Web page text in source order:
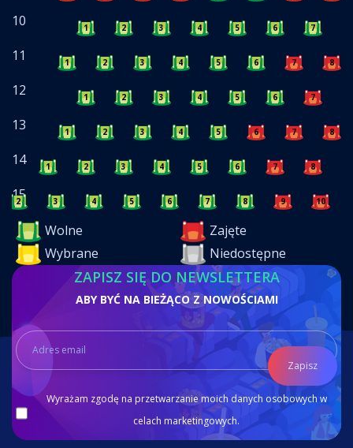
10 1 2 3 4 5 6 7
11 1 2 3 4 5 6 7 8
12 1 2 3 4 5 6 7
13 1 2 3 4 5 6 7 8
14 1 2 3 4 5 6 7 8
15
2 3 4 5 6 7 8 9 10
Wolne
Zajęte
Wybrane
Niedostępne
ZAPISZ SIĘ DO NEWSLETTERA
ABY BYĆ NA BIEŻĄCO Z NOWOŚCIAMI
Zapisz
Wyrażam zgodę na przetwarzanie moich danych osobowych w
celach marketingowych.